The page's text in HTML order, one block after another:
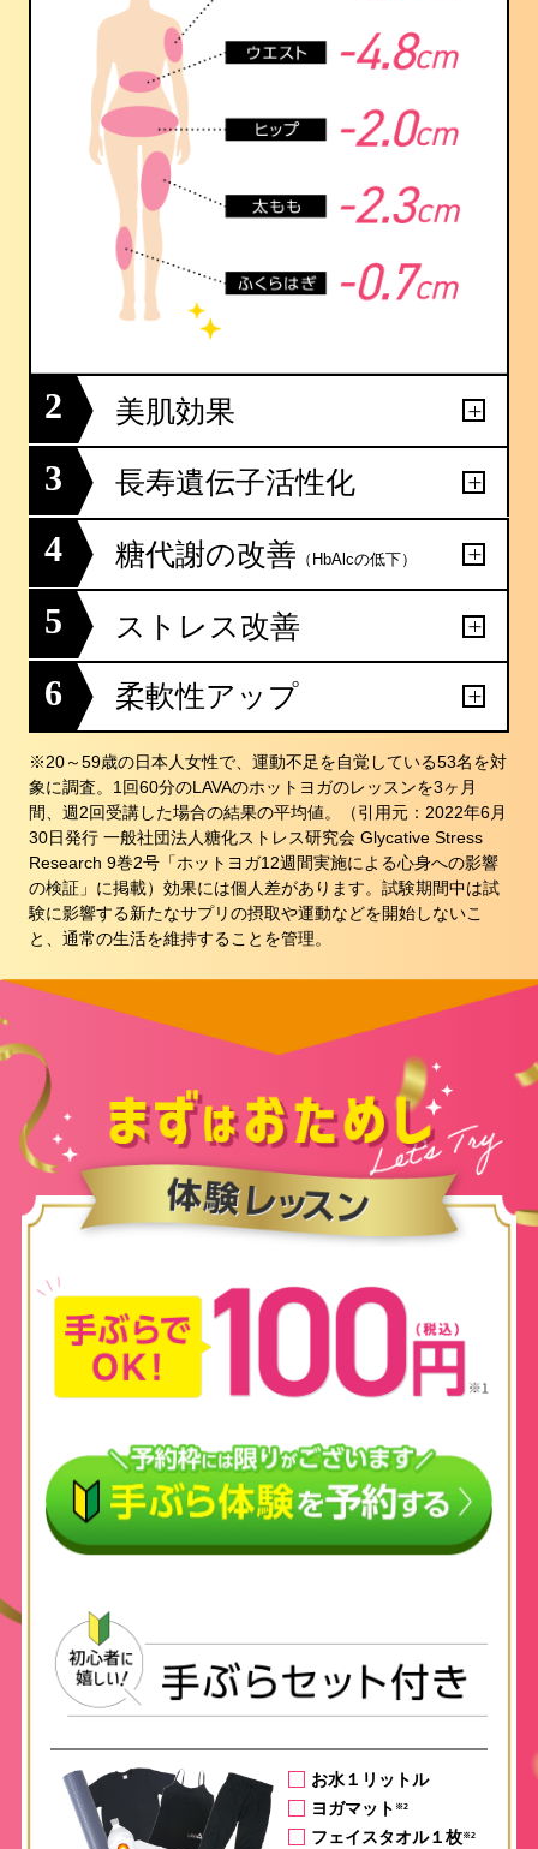
2 美肌効果
3 長寿遺伝子活性化
4 糖代謝の改善 （HbAlcの低下）
5 ストレス改善
6 柔軟性アップ
※20～59歳の日本人女性で、運動不足を自覚している53名を対
象に調査。1回60分のLAVAのホットヨガのレッスンを3ヶ月
間、週2回受講した場合の結果の平均値。（引用元：2022年6月
30日発行 一般社団法人糖化ストレス研究会 Glycative Stress
Research 9巻2号「ホットヨガ12週間実施による心身への影響
の検証」に掲載）効果には個人差があります。試験期間中は試
験に影響する新たなサプリの摂取や運動などを開始しないこ
と、通常の生活を維持することを管理。
お水１リットル
ヨガマット ※2
フェイスタオル１枚※2